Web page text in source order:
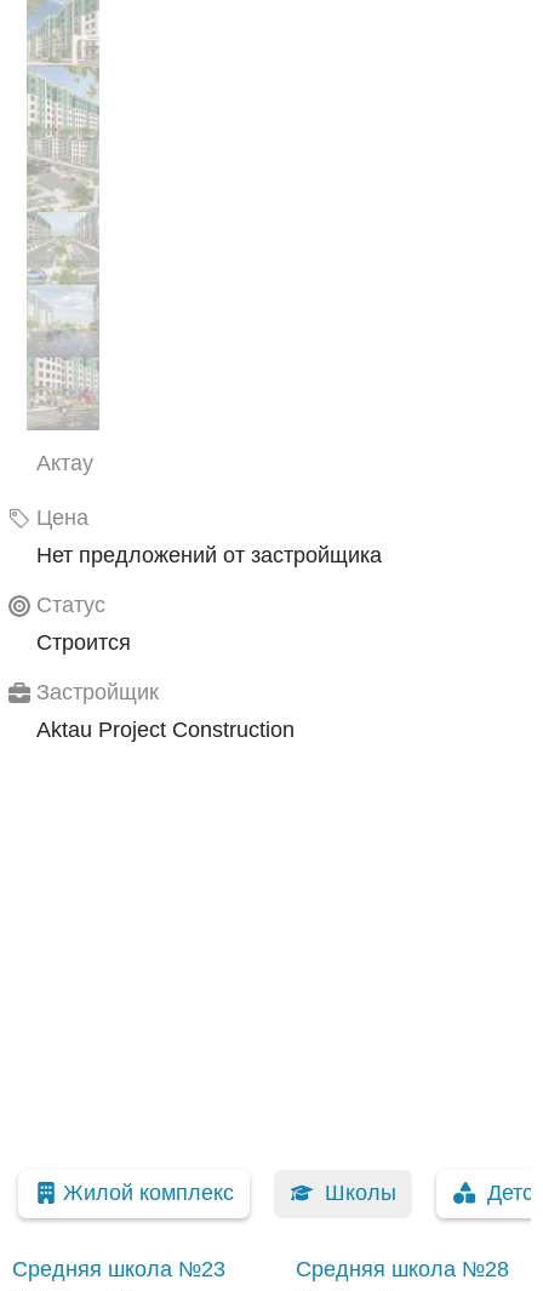
Актау
Цена
Нет предложений от застройщика
Статус
Строится
Застройщик
Aktau Project Construction
Жилой комплекс Школы
Средняя школа №23
Средняя школа №28